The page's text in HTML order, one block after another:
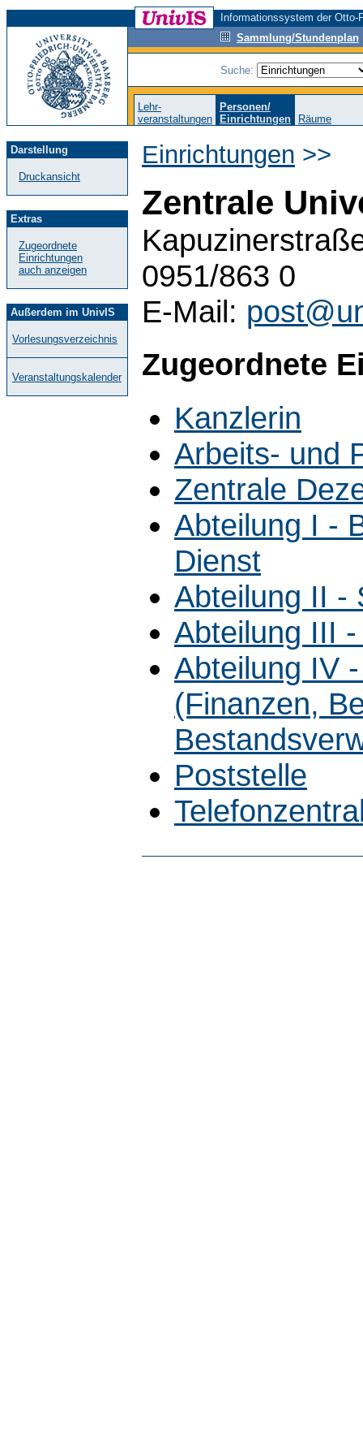
Informationssystem der
Sammlung/Stundenplan
Suche:
Lehr-
veranstaltungen
Personen/
Einrichtungen
Räume
Darstellung
Druckansicht
Extras
Zugeordnete
Einrichtungen
auch anzeigen
Außerdem im UnivIS
Vorlesungsverzeichnis
Veranstaltungskalender
Einrichtungen >>
Zentrale
0951/863 0
E-Mail:
Zugeordnete
Kanzlerin
Arbeits- und
Zentrale
Abteilung I -
Dienst
Abteilung II -
Abteilung III
Abteilung IV
(Finanzen,
Poststelle